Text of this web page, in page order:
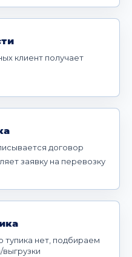
клиент получает
договор
заявку на перевозку
тупика нет, подбираем
выгрузки